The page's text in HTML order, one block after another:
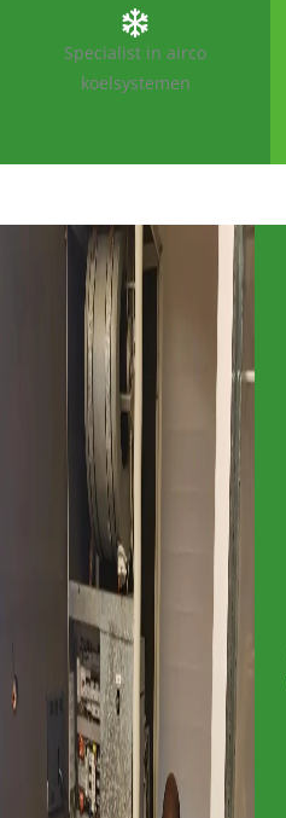
Specialist in airco
koelsystemen